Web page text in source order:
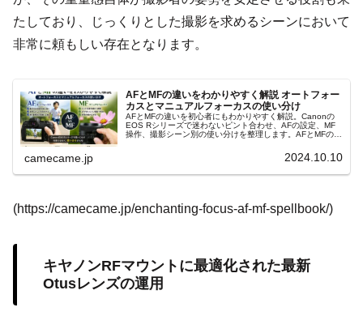
たしており、じっくりとした撮影を求めるシーンにおいて
非常に頼もしい存在となります。
AFとMFの違いをわかりやすく解説 オートフォー
カスとマニュアルフォーカスの使い分け
AFとMFの違いを初心者にもわかりやすく解説。Canonの
EOS Rシリーズで迷わないピント合わせ、AFの設定、MF
操作、撮影シーン別の使い分けを整理します。AFとMFの判
camecame.jp 2024.10.10
(https://camecame.jp/enchanting-focus-af-mf-spellbook/)
キヤノンRFマウントに最適化された最新
Otusレンズの運用